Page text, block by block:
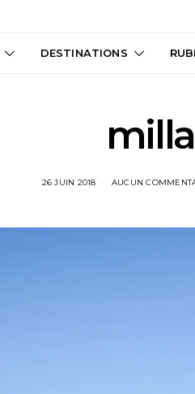
DESTINATIONS
26 JUIN 2018 AUCUN